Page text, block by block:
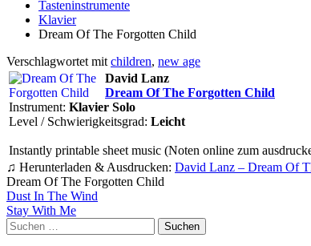
Tasteninstrumente
Klavier
Dream Of The Forgotten Child
Verschlagwortet mit children, new age
David Lanz
Dream Of The Forgotten Child
Instrument: Klavier Solo
Level / Schwierigkeitsgrad: Leicht
Instantly printable sheet music (Noten online zum
♫ Herunterladen & Ausdrucken: David Lanz – Dream Of
Dream Of The Forgotten Child
Beitragsnavigation
Dust In The Wind
Stay With Me
Suchen
nach: